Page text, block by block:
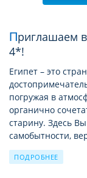
Приглашаем в отель AIFU HORIZON категории
4*!
Египет – это
погружая в
органично
старину. Здесь
самобытности,
восточному
ПОДРОБНЕЕ